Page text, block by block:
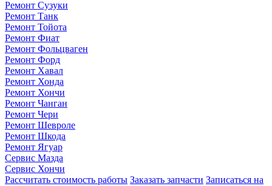
Ремонт Сузуки
Ремонт Танк
Ремонт Тойота
Ремонт Фиат
Ремонт Фольцваген
Ремонт Форд
Ремонт Хавал
Ремонт Хонда
Ремонт Хончи
Ремонт Чанган
Ремонт Чери
Ремонт Шевроле
Ремонт Шкода
Ремонт Ягуар
Сервис Мазда
Сервис Хончи
Рассчитать стоимость работы Заказать запчасти Записаться на